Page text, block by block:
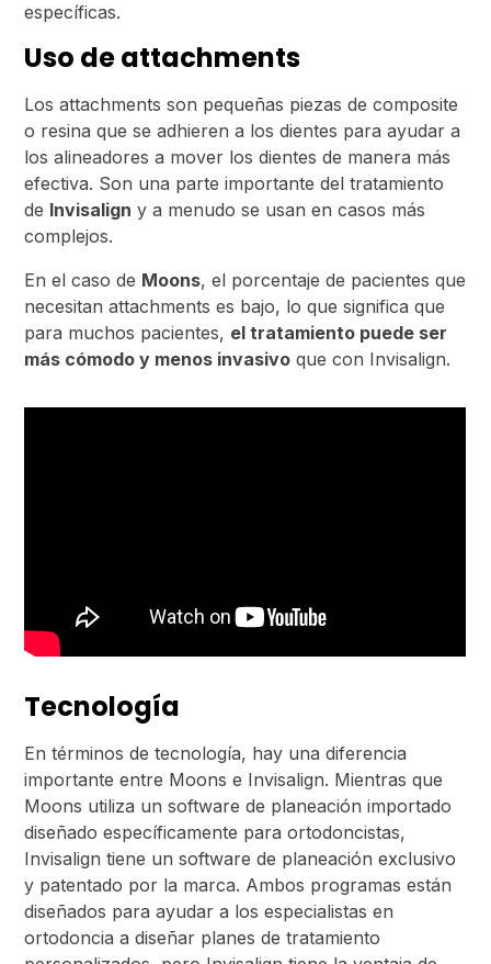
específicas.
Uso de attachments
Los attachments son pequeñas piezas de composite
o resina que se adhieren a los dientes para ayudar a
los alineadores a mover los dientes de manera más
efectiva. Son una parte importante del tratamiento
de Invisalign y a menudo se usan en casos más
complejos.
En el caso de Moons, el porcentaje de pacientes que
necesitan attachments es bajo, lo que significa que
para muchos pacientes, el tratamiento puede ser
más cómodo y menos invasivo que con Invisalign.
Tecnología
En términos de tecnología, hay una diferencia
importante entre Moons e Invisalign. Mientras que
Moons utiliza un software de planeación importado
diseñado específicamente para ortodoncistas,
Invisalign tiene un software de planeación exclusivo
y patentado por la marca. Ambos programas están
diseñados para ayudar a los especialistas en
ortodoncia a diseñar planes de tratamiento